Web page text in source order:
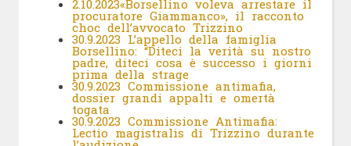
2.10.2023«Borsellino voleva arrestare il
procuratore Giammanco», il racconto
choc dell’avvocato Trizzino
30.9.2023 L’appello della famiglia
Borsellino: “Diteci la verità su nostro
padre, diteci cosa è successo i giorni
prima della strage
30.9.2023 Commissione antimafia,
dossier grandi appalti e omertà
togata
30.9.2023 Commissione Antimafia:
Lectio magistralis di Trizzino durante